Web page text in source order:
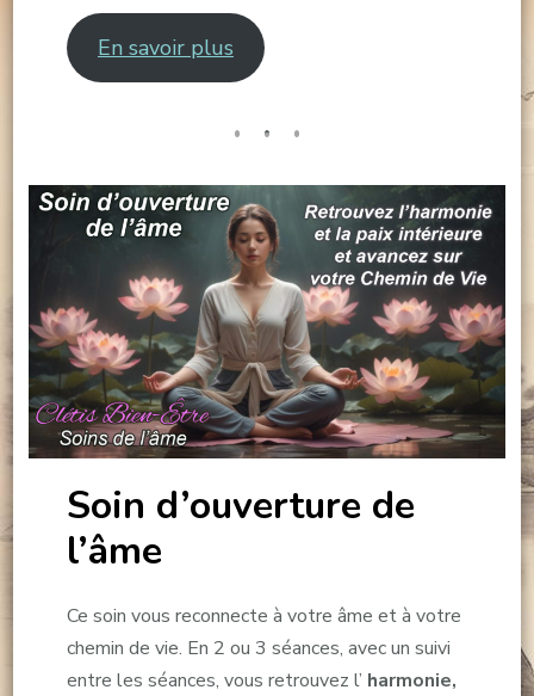
En savoir plus
Soin d’ouverture de
l’âme
Ce soin vous reconnecte à votre âme et à votre
chemin de vie. En 2 ou 3 séances, avec un suivi
entre les séances, vous retrouvez l’ harmonie,